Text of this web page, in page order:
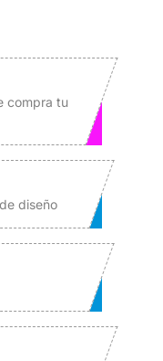
compra tu
diseño